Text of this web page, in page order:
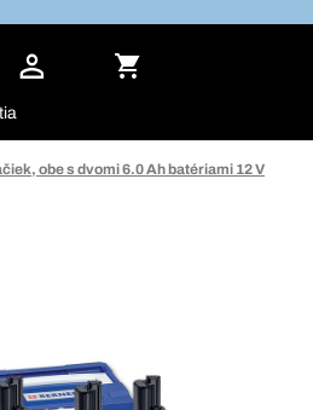
obe s dvomi 6.0 Ah batériami 12 V